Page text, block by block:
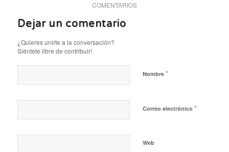
COMENTARIOS
Dejar un comentario
¿Quieres unirte a la conversación?
Siéntete libre de contribuir!
Nombre *
Correo electrónico *
Web